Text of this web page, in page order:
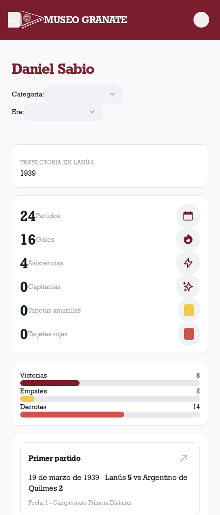
MUSEO GRANATE
Daniel Sabio
Categoría:
Era:
TRAYECTORIA EN LANÚS
1939
24Partidos
16Goles
4Asistencias
0Capitanías
0Tarjetas amarillas
0Tarjetas rojas
Victorias
8
Empates
2
Derrotas
14
Primer partido
19 de marzo de 1939 · Lanús 5vs Argentino de
Quilmes 2
Fecha 1 - Campeonato Primera Division